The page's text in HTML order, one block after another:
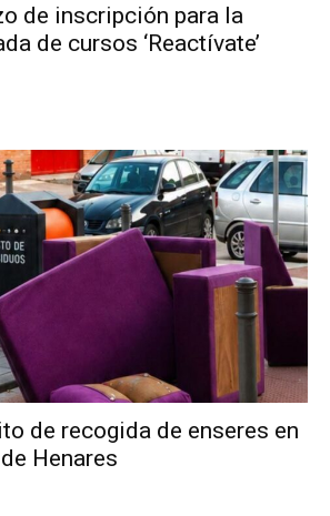
de inscripción para la
de cursos ‘Reactívate’
de recogida de enseres en
Henares